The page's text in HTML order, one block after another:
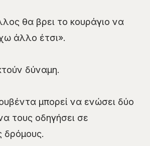
θα βρει το κουράγιο να
άλλο έτσι».
δύναμη.
μπορεί να ενώσει δύο
τους οδηγήσει σε
δρόμους.